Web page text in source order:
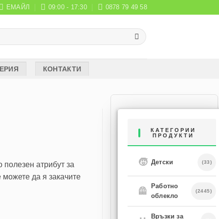
ЕМАЙЛ 09:00 - 17:30 0878 79 49 58
КОНТАКТИ
атрибут за
да я закачите
КАТЕГОРИИ
ПРОДУКТИ
🧒 Детски (33)
🦺
Работно
облекло
(2445)
Връзки за